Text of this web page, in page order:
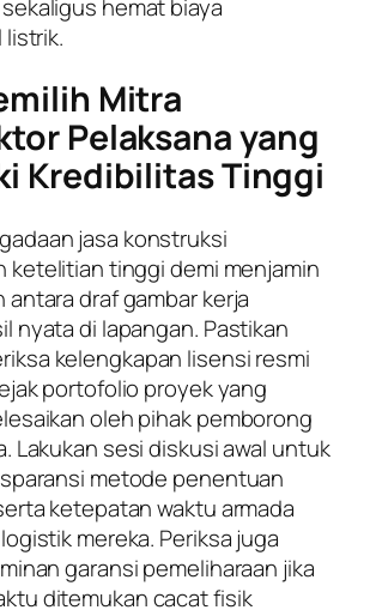
hemat biaya
Mitra
Pelaksana yang
Kredibilitas Tinggi
jasa konstruksi
ketelitian tinggi demi menjamin
antara draf gambar kerja
nyata di lapangan. Pastikan
kelengkapan lisensi resmi
portofolio proyek yang
oleh pihak pemborong
Lakukan sesi diskusi awal untuk
metode penentuan
ketepatan waktu armada
mereka. Periksa juga
garansi pemeliharaan jika
ditemukan cacat fisik